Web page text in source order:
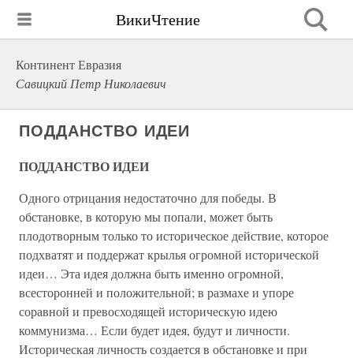
ВикиЧтение
Континент Евразия
Савицкий Петр Николаевич
ПОДДАНСТВО ИДЕИ
ПОДДАНСТВО ИДЕИ
Одного отрицания недостаточно для победы. В
обстановке, в которую мы попали, может быть
плодотворным только то историческое действие, которое
подхватят и поддержат крылья огромной исторической
идеи… Эта идея должна быть именно огромной,
всесторонней и положительной; в размахе и упоре
соравной и превосходящей историческую идею
коммунизма… Если будет идея, будут и личности.
Историческая личность создается в обстановке и при